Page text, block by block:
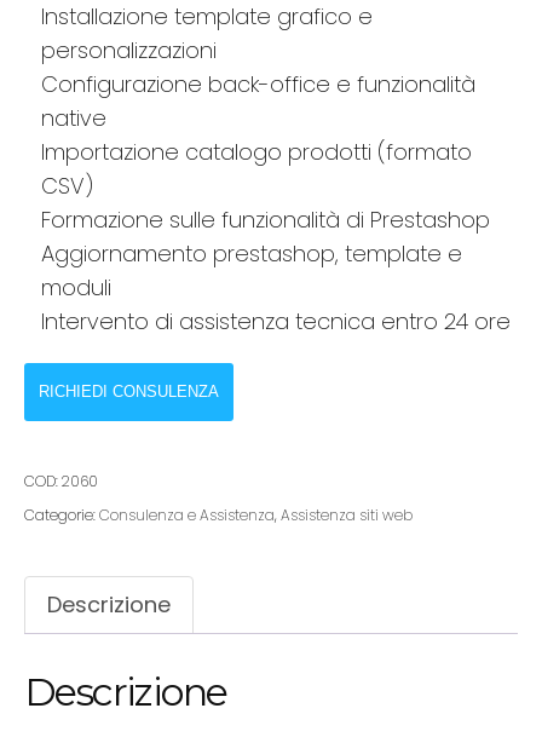
Installazione template grafico e
personalizzazioni
Configurazione back-office e funzionalità
native
Importazione catalogo prodotti (formato
CSV)
Formazione sulle funzionalità di Prestashop
Aggiornamento prestashop, template e
moduli
Intervento di assistenza tecnica entro 24 ore
RICHIEDI CONSULENZA
COD:2060
Categorie:Consulenza e Assistenza,Assistenza siti web
Descrizione
Descrizione